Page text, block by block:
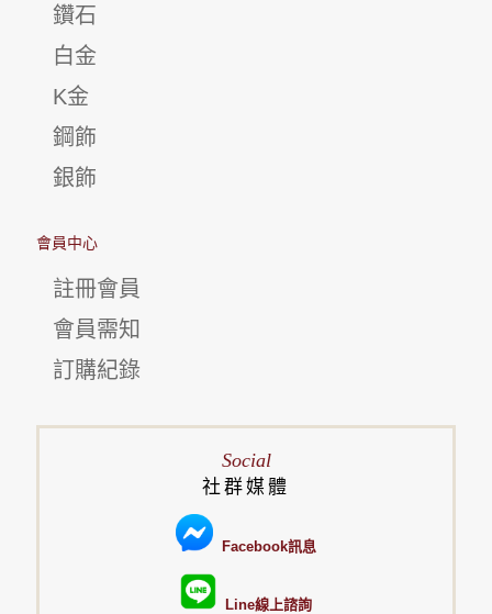
鑽石
白金
K金
鋼飾
銀飾
會員中心
註冊會員
會員需知
訂購紀錄
Social
社群媒體
Facebook訊息
Line線上諮詢